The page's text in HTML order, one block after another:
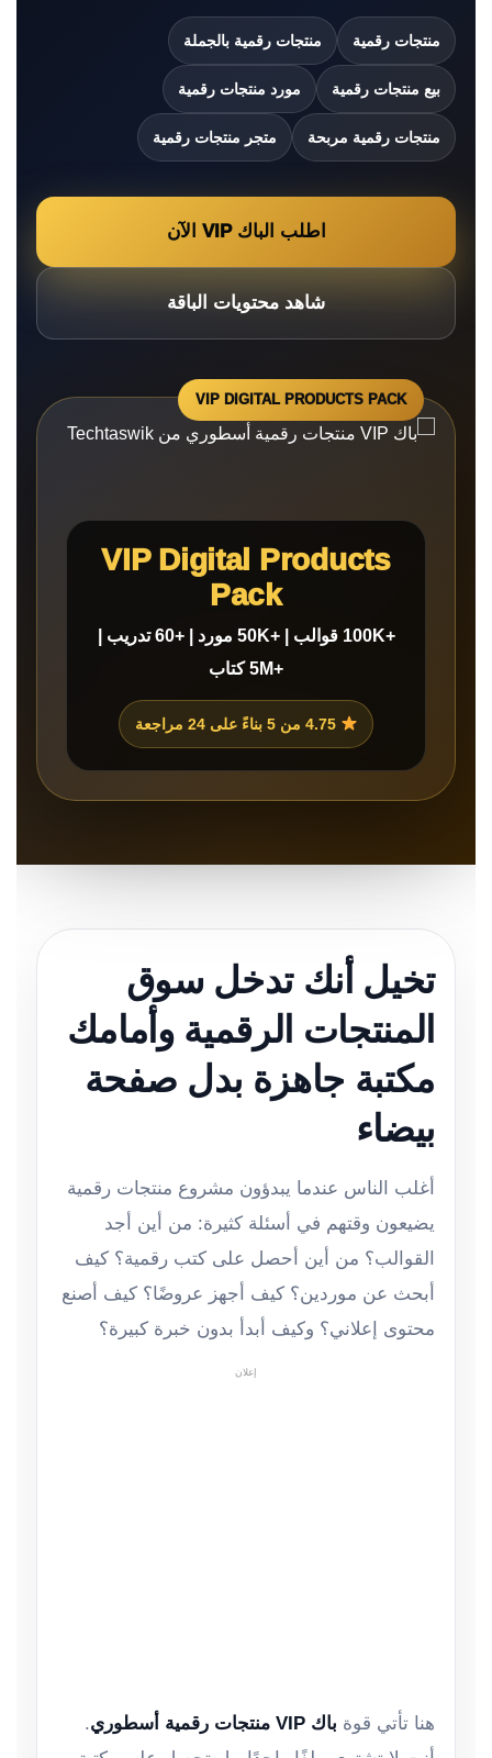
منتجات رقمية منتجات رقمية بالجملة
بيع منتجات رقمية مورد منتجات رقمية
منتجات رقمية مربحة متجر منتجات رقمية
اطلب الباك VIP الآن
شاهد محتويات الباقة
VIP Digital Products
Pack
+100K قوالب | +50K مورد | +60 تدريب |
+5M كتاب
4.75 من 5 بناءً على 24 مراجعة
تخيل أنك تدخل سوق
المنتجات الرقمية وأمامك
مكتبة جاهزة بدل صفحة
بيضاء
أغلب الناس عندما يبدؤون مشروع منتجات رقمية
يضيعون وقتهم في أسئلة كثيرة: من أين أجد
القوالب؟ من أين أحصل على كتب رقمية؟ كيف
أبحث عن موردين؟ كيف أجهز عروضًا؟ كيف أصنع
محتوى إعلاني؟ وكيف أبدأ بدون خبرة كبيرة؟
إعلان
هنا تأتي قوة باك VIP منتجات رقمية أسطوري
.